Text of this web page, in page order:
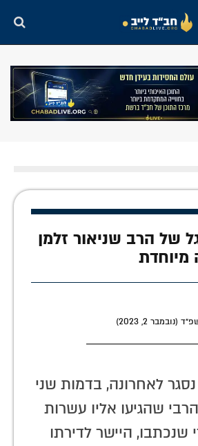
של הרב שניאור זלמן
מיוחדת
2, 2023)
לאחרונה, בדמות שני
שהגיעו אליו עשרות
שנכתבו, היישר לדירתו